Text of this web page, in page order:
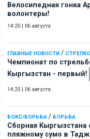
Велосипедная гонка
волонтеры!
14:25 | 06 августа
ГЛАВНЫЕ НОВОСТИ /
Чемпионат по
Кыргызстан - первый!
14:25 | 06 августа
БОКС/БОРЬБА / БОРЬБА
Сборная Кыргызстана
пляжному сумо в